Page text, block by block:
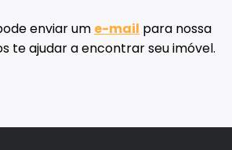
enviar um e-mail para nossa
te ajudar a encontrar seu imóvel.